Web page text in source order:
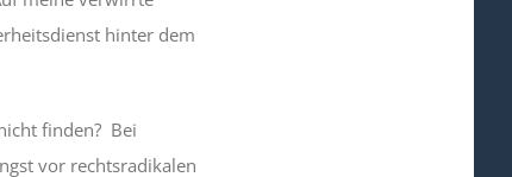
hinter dem
finden? Bei
vor rechtsradikalen